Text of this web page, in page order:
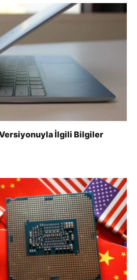
Versiyonuyla İlgili Bilgiler